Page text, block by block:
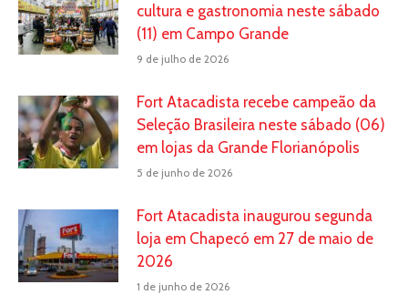
cultura e gastronomia neste sábado
(11) em Campo Grande
9 de julho de 2026
Fort Atacadista recebe campeão da
Seleção Brasileira neste sábado (06)
em lojas da Grande Florianópolis
5 de junho de 2026
Fort Atacadista inaugurou segunda
loja em Chapecó em 27 de maio de
2026
1 de junho de 2026